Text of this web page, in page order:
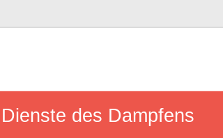
des Dampfens